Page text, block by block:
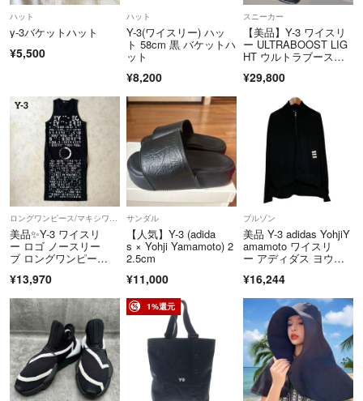
受けいたします。
受取評価前に取引ページ内の問い合わせフォームよりお問い合わせくだ
ただし、次の場合を除きます。
・サイズ直し、加工をした場合
・お客様の責により傷や破損が生じた場合
・ご使用になられた場合
・商品到着後9日間を経過した場合
・ご購入商品と異なるものの場合
・商品の一部、付属品が紛失された場合
なお、新品・未使用品につきましては返品はお受けいたしかねますの
で、予めご了承ください。
こちらのアカウントはラクマ公式パートナーの株式会社コメ兵によって
運営されています。
▼特定商取引法に基づく表記
▼返品特約
https://fril.jp/ts/official/law/kmh/#return_policy
▼適格請求書発行事業者登録番号
T2180001141237
ハット
y-3バケットハット
¥5,500
ハット
Y-3(ワイスリー) ハッ
ト 58cm 黒 バケットハ
ット
¥8,200
スニーカー
【美品】Y-3 ワイスリ
ー ULTRABOOST LIG
HT ウルトラブース
ク 24.5cm
¥29,800
美品✨Y-3 ワイスリ
ー ロゴ ノースリー
ブ ロングワンピー
¥13,970
サンダル
【人気】Y-3 (adida
s × Yohji Yamamoto) 2
2.5cm
¥11,000
ブルゾン
美品 Y-3 adidas YohjiY
amamoto ワイスリ
ー アディダス ヨウジ
ッチボンバージャケッ
ク レディース 古着 中
古 USED
¥16,244
1%還元